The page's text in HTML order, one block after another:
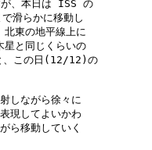
が、本日は ISS の
滑らかに移動し
東の地平線上に
と同じくらいの
、この日(12/12)の
しながら徐々に
現してよいかわ
ら移動していく